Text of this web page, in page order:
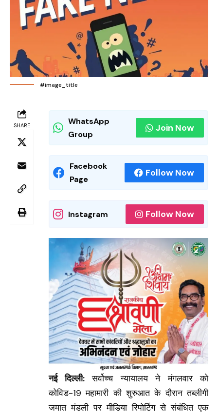
#image_title
SHARE
WhatsApp
Group
Join Now
Facebook
Page
Follow Now
Instagram Follow Now
नई दिल्ली:सर्वोच्च न्यायालय ने मंगलवार को
कोविड-19 महामारी की शुरुआत के दौरान तब्लीगी
जमात मंडली पर मीडिया रिपोर्टिग से संबंधित एक